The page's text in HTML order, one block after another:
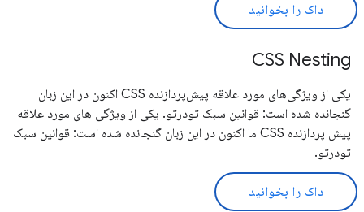
داک را بخوانید
CSS Nesting
یکی از ویژگی‌های مورد علاقه پیش‌پردازنده CSS اکنون در این زبان
گنجانده شده است: قوانین سبک تودرتو. یکی از ویژگی های مورد علاقه
پیش پردازنده CSS ما اکنون در این زبان گنجانده شده است: قوانین سبک
تودرتو.
داک را بخوانید